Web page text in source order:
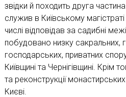
звідки й походить друга
служив в Київському
числі відповідав за садибні
побудовано низку сакральних,
господарських, приватних
Київщині та Чернігівщині. Крім
та реконструкції
Києві.